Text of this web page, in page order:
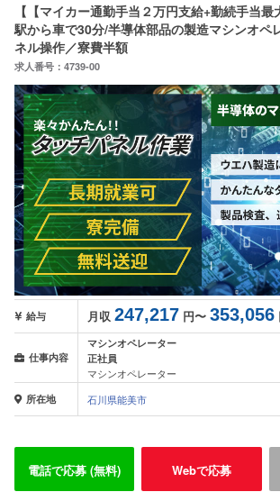
【【マイカー通勤手当２万円支給+勤続手当
駅から車で30分/半導体部品の製造マシンオペ
ネル操作／寮費半額
求人番号：4739-00
給与 月収 247,217 円〜 353,056
仕事内容
マシンオペレーター
正社員
マシンオペレーター
所在地
石川県能美市
電話で応募 (無料) Webで応募